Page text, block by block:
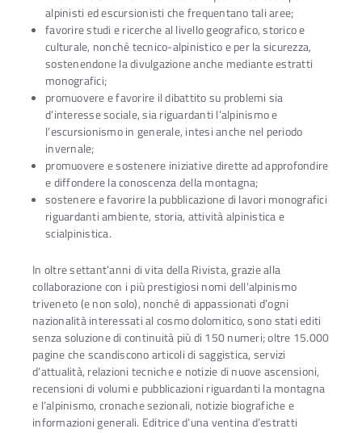
alpinisti ed escursionisti che frequentano tali aree;
favorire studi e ricerche al livello geografico, storico e
culturale, nonché tecnico-alpinistico e per la sicurezza,
sostenendone la divulgazione anche mediante estratti
monografici;
promuovere e favorire il dibattito su problemi sia
d’interesse sociale, sia riguardanti l’alpinismo e
l’escursionismo in generale, intesi anche nel periodo
invernale;
promuovere e sostenere iniziative dirette ad approfondire
e diffondere la conoscenza della montagna;
sostenere e favorire la pubblicazione di lavori monografici
riguardanti ambiente, storia, attività alpinistica e
scialpinistica.
In oltre settant’anni di vita della Rivista, grazie alla
collaborazione con i più prestigiosi nomi dell’alpinismo
triveneto (e non solo), nonché di appassionati d’ogni
nazionalità interessati al cosmo dolomitico, sono stati editi
senza soluzione di continuità più di 150 numeri; oltre 15.000
pagine che scandiscono articoli di saggistica, servizi
d’attualità, relazioni tecniche e notizie di nuove ascensioni,
recensioni di volumi e pubblicazioni riguardanti la montagna
e l’alpinismo, cronache sezionali, notizie biografiche e
informazioni generali. Editrice d’una ventina d’estratti